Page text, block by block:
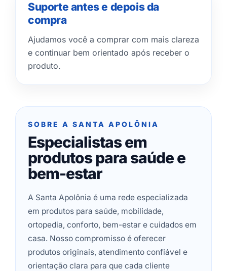
Suporte antes e depois da
compra
Ajudamos você a comprar com mais clareza
e continuar bem orientado após receber o
produto.
SOBRE A SANTA APOLÔNIA
Especialistas em
produtos para saúde e
bem-estar
A Santa Apolônia é uma rede especializada
em produtos para saúde, mobilidade,
ortopedia, conforto, bem-estar e cuidados em
casa. Nosso compromisso é oferecer
produtos originais, atendimento confiável e
orientação clara para que cada cliente